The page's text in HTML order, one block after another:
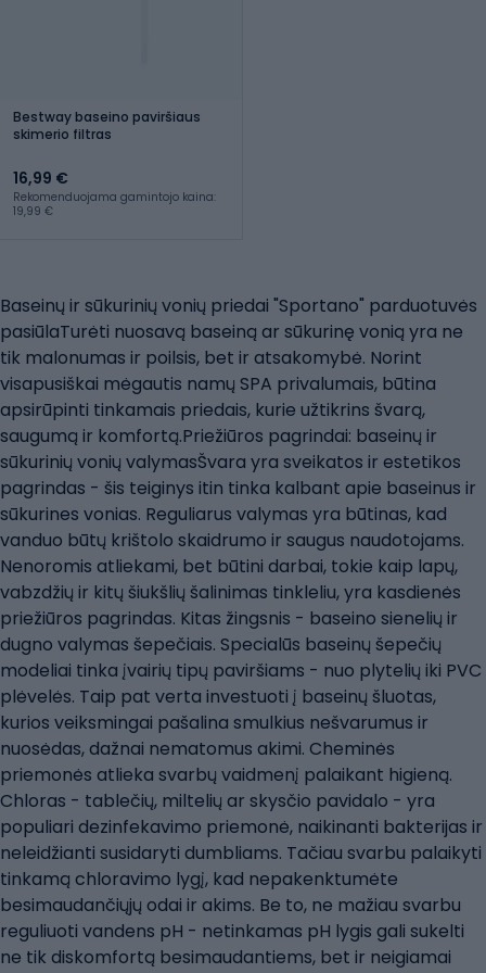
Bestway baseino paviršiaus
skimerio filtras
16,99 €
Rekomenduojama gamintojo kaina:
19,99 €
Baseinų ir sūkurinių vonių priedai "Sportano" parduotuvės
pasiūlaTurėti nuosavą baseiną ar sūkurinę vonią yra ne
tik malonumas ir poilsis, bet ir atsakomybė. Norint
visapusiškai mėgautis namų SPA privalumais, būtina
apsirūpinti tinkamais priedais, kurie užtikrins švarą,
saugumą ir komfortą.Priežiūros pagrindai: baseinų ir
sūkurinių vonių valymasŠvara yra sveikatos ir estetikos
pagrindas - šis teiginys itin tinka kalbant apie baseinus ir
sūkurines vonias. Reguliarus valymas yra būtinas, kad
vanduo būtų krištolo skaidrumo ir saugus naudotojams.
Nenoromis atliekami, bet būtini darbai, tokie kaip lapų,
vabzdžių ir kitų šiukšlių šalinimas tinkleliu, yra kasdienės
priežiūros pagrindas. Kitas žingsnis - baseino sienelių ir
dugno valymas šepečiais. Specialūs baseinų šepečių
modeliai tinka įvairių tipų paviršiams - nuo plytelių iki PVC
plėvelės. Taip pat verta investuoti į baseinų šluotas,
kurios veiksmingai pašalina smulkius nešvarumus ir
nuosėdas, dažnai nematomus akimi. Cheminės
priemonės atlieka svarbų vaidmenį palaikant higieną.
Chloras - tablečių, miltelių ar skysčio pavidalo - yra
populiari dezinfekavimo priemonė, naikinanti bakterijas ir
neleidžianti susidaryti dumbliams. Tačiau svarbu palaikyti
tinkamą chloravimo lygį, kad nepakenktumėte
besimaudančiųjų odai ir akims. Be to, ne mažiau svarbu
reguliuoti vandens pH - netinkamas pH lygis gali sukelti
ne tik diskomfortą besimaudantiems, bet ir neigiamai